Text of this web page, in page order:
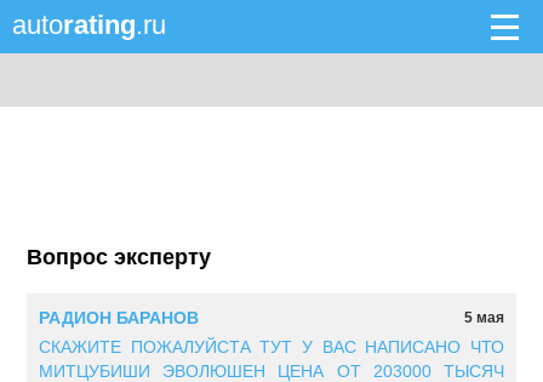
autorating.ru
Вопрос эксперту
5 мая
РАДИОН БАРАНОВ
СКАЖИТЕ ПОЖАЛУЙСТА ТУТ У ВАС НАПИСАНО ЧТО
МИТЦУБИШИ ЭВОЛЮШЕН ЦЕНА ОТ 203000 ТЫСЯЧ